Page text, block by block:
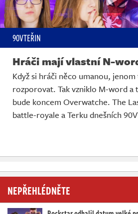
90VTEŘIN
Hráči mají vlastní N-
Když si hráči něco umanou,
rozporovat. Tak vzniklo M-word a
bude koncem Overwatche. The
battle-royale a Terku dnešních
NEPŘEHLÉDNĚTE